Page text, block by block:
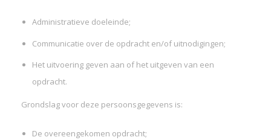
Administratieve doeleinde;
Communicatie over de opdracht en/of uitnodigingen;
Het uitvoering geven aan of het uitgeven van een
opdracht.
Grondslag voor deze persoonsgegevens is:
De overeengekomen opdracht;